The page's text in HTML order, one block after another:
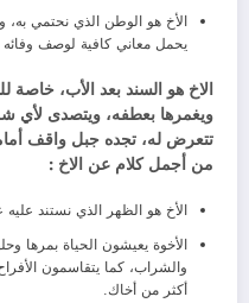
الأخ هو الوطن الذي نحتمي به،
يحمل معاني كافية لوصف
الاخ هو السند بعد الأب، خاصة
ويغمرها بعطفه، ويتصدى
تتعرض له، تجده جبل واقف
من أجمل كلام عن الاخ :
الأخ هو الظهر الذي نستند عليه
الأخوة يعيشون الحياة بمرها
والشراب، كما يتقاسمون
أكثر من أخاك.